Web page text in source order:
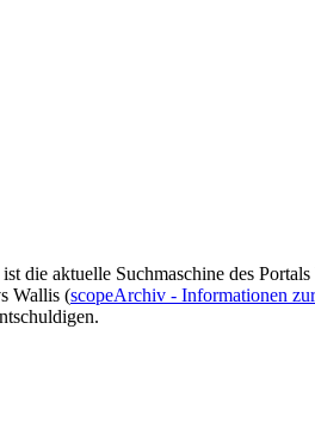
die aktuelle Suchmaschine des
Wallis (scopeArchiv - Informationen